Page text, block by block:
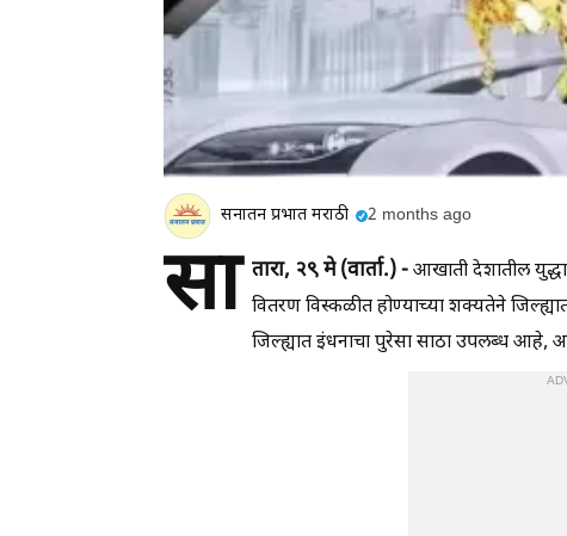
सनातन प्रभात मराठी 2 months ago
सा तारा, २९ मे (वार्ता.) -आखाती देशातील
वितरण विस्कळीत होण्याच्या शक्यतेने
जिल्ह्यात इंधनाचा पुरेसा साठा उपलब्ध आहे,